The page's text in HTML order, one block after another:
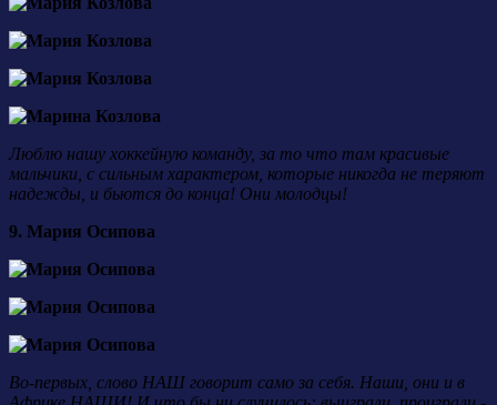
Люблю нашу хоккейную команду, за то что там красивые
мальчики, с сильным характером, которые никогда не теряют
надежды, и бьются до конца! Они молодцы!
9. Мария Осипова
Во-первых, слово НАШ говорит само за себя. Наши, они и в